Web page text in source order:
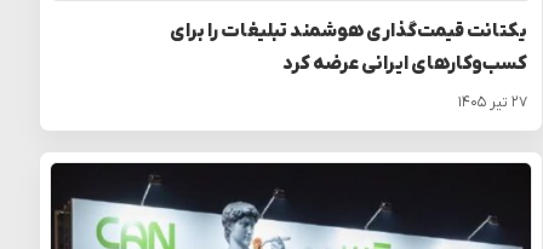
یکتانت قیمت‌گذاری هوشمند تبلیغات را برای
کسب‌وکارهای ایرانی عرضه کرد
۲۷ تیر ۱۴۰۵